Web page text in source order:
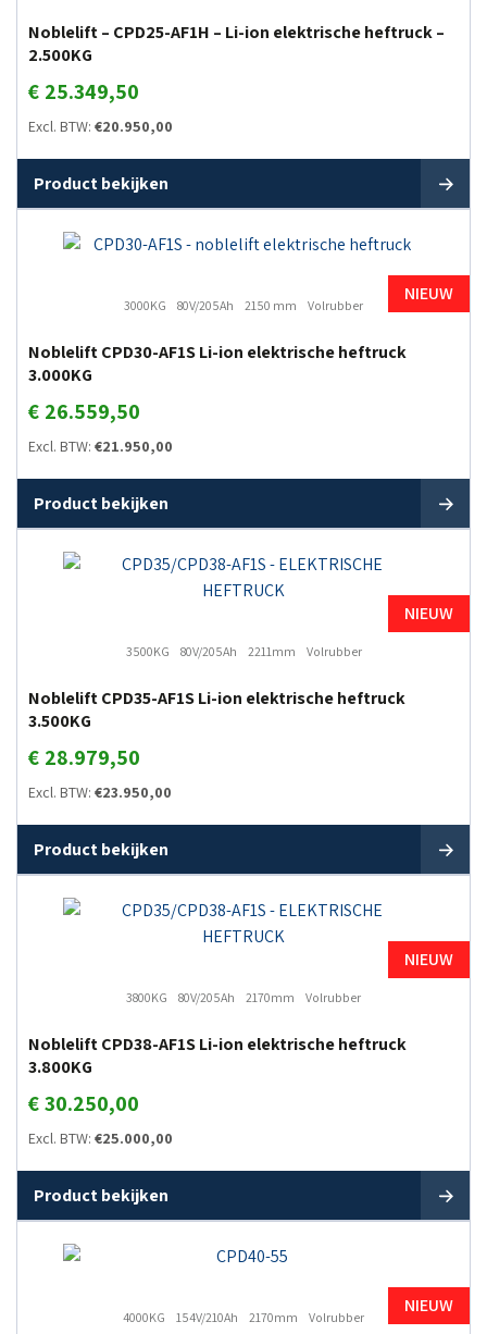
Noblelift – CPD25-AF1H – Li-ion elektrische heftruck –
2.500KG
€ 25.349,50
Excl. BTW: €20.950,00
Product bekijken
NIEUW
3000KG 80V/205Ah 2150 mm Volrubber
Noblelift CPD30-AF1S Li-ion elektrische heftruck
3.000KG
€ 26.559,50
Excl. BTW: €21.950,00
Product bekijken
NIEUW
3500KG 80V/205Ah 2211mm Volrubber
Noblelift CPD35-AF1S Li-ion elektrische heftruck
3.500KG
€ 28.979,50
Excl. BTW: €23.950,00
Product bekijken
NIEUW
3800KG 80V/205Ah 2170mm Volrubber
Noblelift CPD38-AF1S Li-ion elektrische heftruck
3.800KG
€30.250,00
Excl. BTW: €25.000,00
Product bekijken
NIEUW
4000KG 154V/210Ah 2170mm Volrubber